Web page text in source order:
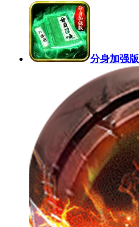
分身加强版